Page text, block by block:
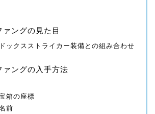
ァングの見た目
ックスストライカー装備との組み合わせ
ァングの入手方法
箱の座標
前